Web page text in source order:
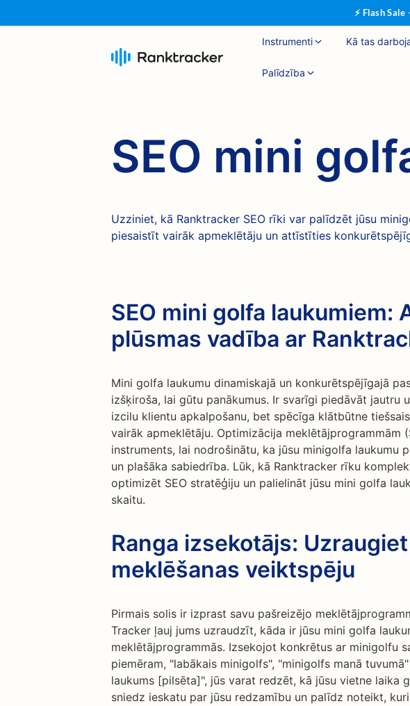
⚡ Flash
Instrumenti Kā tas
Palīdzība
SEO mini
Uzziniet, kā Ranktracker SEO rīki var palīdzēt jūsu
piesaistīt vairāk apmeklētāju un attīstīties
SEO mini golfa laukumiem:
plūsmas vadība ar
Mini golfa laukumu dinamiskajā un konkurētspējīgajā
izšķiroša, lai gūtu panākumus. Ir svarīgi piedāvāt jautru
izcilu klientu apkalpošanu, bet spēcīga klātbūtne
vairāk apmeklētāju. Optimizācija meklētājprogrammām
instruments, lai nodrošinātu, ka jūsu minigolfa laukumu
un plašāka sabiedrība. Lūk, kā Ranktracker rīku
optimizēt SEO stratēģiju un palielināt jūsu mini golfa
skaitu.
Ranga izsekotājs:
meklēšanas veiktspēju
Pirmais solis ir izprast savu pašreizējo
Tracker ļauj jums uzraudzīt, kāda ir jūsu mini golfa
meklētājprogrammās. Izsekojot konkrētus ar minigolfu
piemēram, "labākais minigolfs", "minigolfs manā
laukums [pilsēta]", jūs varat redzēt, kā jūsu vietne laika
sniedz ieskatu par jūsu redzamību un palīdz noteikt,